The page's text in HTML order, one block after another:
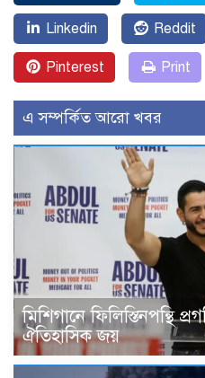
Linkedin Reddit
Pinterest Print
এ সম্পর্কিত আরো খবর
মিশিগানে ফিলিস্তিনপন্থি
ঐতিহাসিক জয়